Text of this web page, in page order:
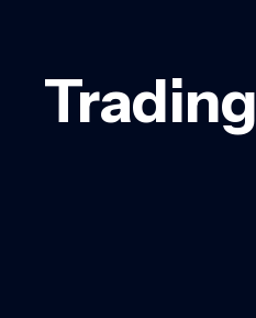
Trading